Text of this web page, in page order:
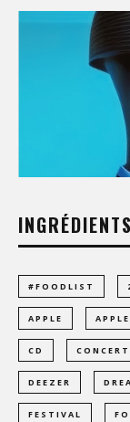
INGRÉDIENTS
#FOODLIST
APPLE
CD CONCERT
DEEZER
FESTIVAL